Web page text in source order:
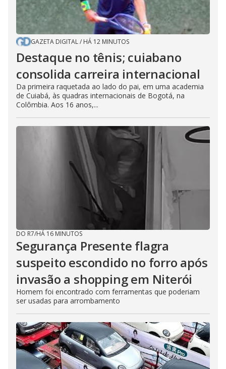
GAZETA DIGITAL/ HÁ 12 MINUTOS
Destaque no tênis; cuiabano
consolida carreira internacional
Da primeira raquetada ao lado do pai, em uma academia
de Cuiabá, às quadras internacionais de Bogotá, na
Colômbia. Aos 16 anos,...
DO R7/HÁ 16 MINUTOS
Segurança Presente flagra
suspeito escondido no forro após
invasão a shopping em Niterói
Homem foi encontrado com ferramentas que poderiam
ser usadas para arrombamento